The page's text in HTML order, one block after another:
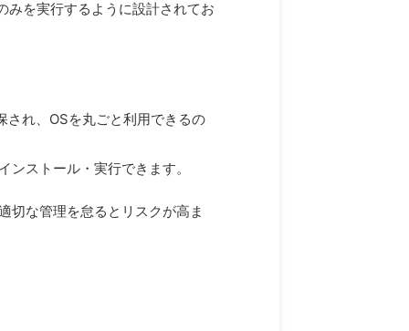
を実行するように設計されてお
され、OSを丸ごと利用できるの
ストール・実行できます。
切な管理を怠るとリスクが高ま